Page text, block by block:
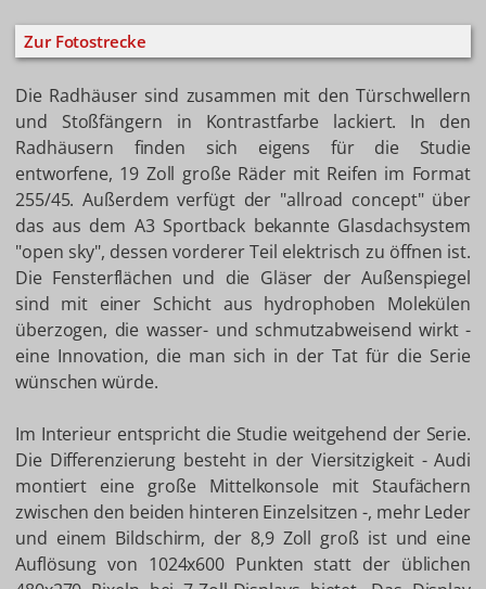
Zur Fotostrecke
Die Radhäuser sind zusammen mit den Türschwellern
und Stoßfängern in Kontrastfarbe lackiert. In den
Radhäusern finden sich eigens für die Studie
entworfene, 19 Zoll große Räder mit Reifen im Format
255/45. Außerdem verfügt der "allroad concept" über
das aus dem A3 Sportback bekannte Glasdachsystem
"open sky", dessen vorderer Teil elektrisch zu öffnen ist.
Die Fensterflächen und die Gläser der Außenspiegel
sind mit einer Schicht aus hydrophoben Molekülen
überzogen, die wasser- und schmutzabweisend wirkt -
eine Innovation, die man sich in der Tat für die Serie
wünschen würde.
Im Interieur entspricht die Studie weitgehend der Serie.
Die Differenzierung besteht in der Viersitzigkeit - Audi
montiert eine große Mittelkonsole mit Staufächern
zwischen den beiden hinteren Einzelsitzen -, mehr Leder
und einem Bildschirm, der 8,9 Zoll groß ist und eine
Auflösung von 1024x600 Punkten statt der üblichen